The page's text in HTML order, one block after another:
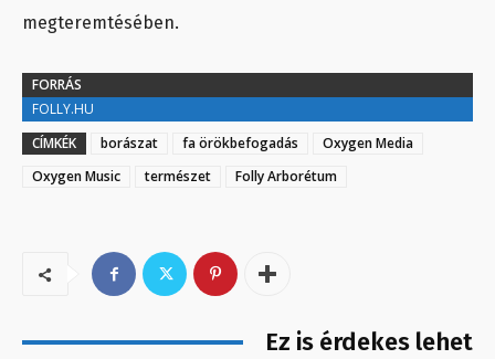
megteremtésében.
FORRÁS
FOLLY.HU
CÍMKÉK
borászat fa örökbefogadás
Oxygen Media
Oxygen Music
természet Folly Arborétum
Ez is érdekes lehet